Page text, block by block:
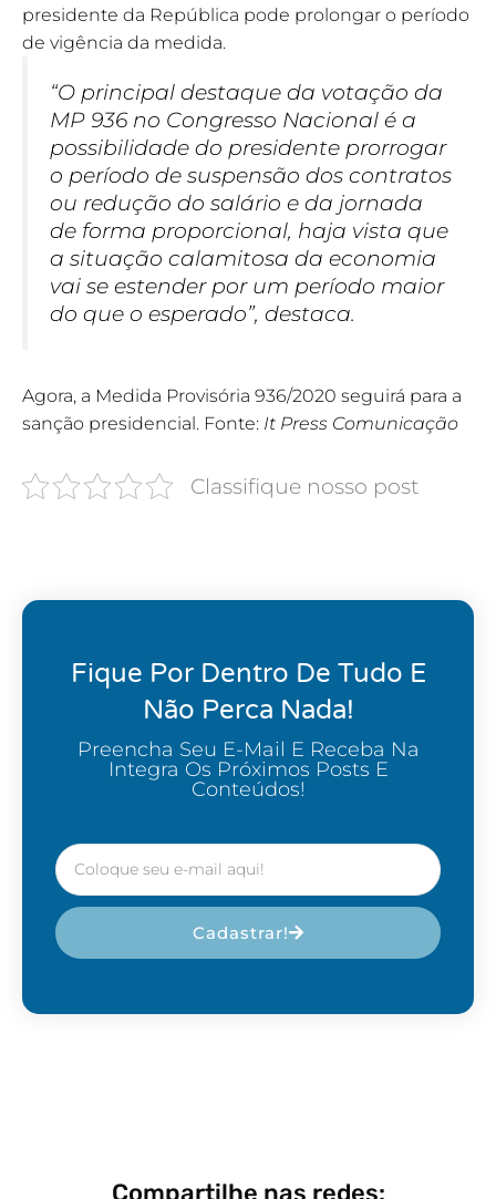
presidente da República pode prolongar o período
de vigência da medida.
“O principal destaque da votação da
MP 936 no Congresso Nacional é a
possibilidade do presidente prorrogar
o período de suspensão dos contratos
ou redução do salário e da jornada
de forma proporcional, haja vista que
a situação calamitosa da economia
vai se estender por um período maior
do que o esperado”, destaca.
Agora, a Medida Provisória 936/2020 seguirá para a
sanção presidencial. Fonte: It Press Comunicação
Classifique nosso post
Fique Por Dentro De Tudo E
Não Perca Nada!
Preencha Seu E-Mail E Receba Na
Integra Os Próximos Posts E
Conteúdos!
Cadastrar!
Compartilhe nas redes: